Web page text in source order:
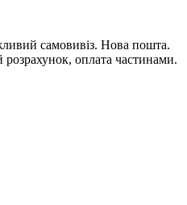
самовивіз. Нова пошта.
оплата частинами.